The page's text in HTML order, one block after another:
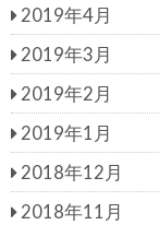
2019年4月
2019年3月
2019年2月
2019年1月
2018年12月
2018年11月